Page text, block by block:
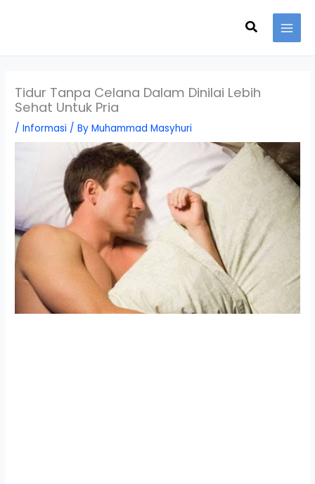
Search
Tidur Tanpa Celana Dalam Dinilai Lebih
Sehat Untuk Pria
/Informasi / ByMuhammad Masyhuri